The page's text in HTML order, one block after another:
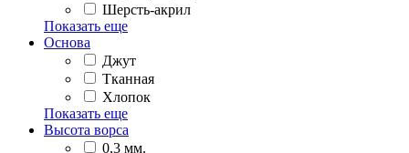
Шерсть-акрил
Показать еще
Основа
Джут
Тканная
Хлопок
Показать еще
Высота ворса
0,3 мм.